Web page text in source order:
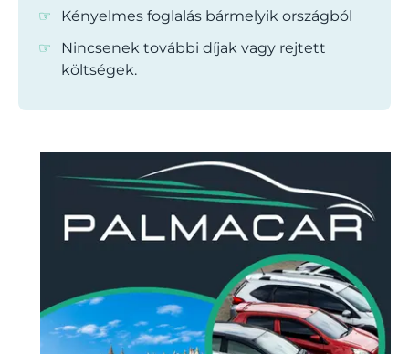
Kényelmes foglalás bármelyik országból
Nincsenek további díjak vagy rejtett
költségek.